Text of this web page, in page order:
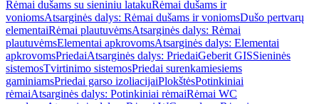
Rėmai dušams su sieniniu latakuRėmai dušams ir
voniomsAtsarginės dalys: Rėmai dušams ir voniomsDušo pertvarų
elementaiRėmai plautuvėmsAtsarginės dalys: Rėmai
plautuvėmsElementai apkrovomsAtsarginės dalys: Elementai
apkrovomsPriedaiAtsarginės dalys: PriedaiGeberit GISSieninės
sistemosTvirtinimo sistemosPriedai surenkamiesiems
gaminiamsPriedai garso izoliacijaiPlokštėsPotinkiniai
rėmaiAtsarginės dalys: Potinkiniai rėmaiRėmai WC